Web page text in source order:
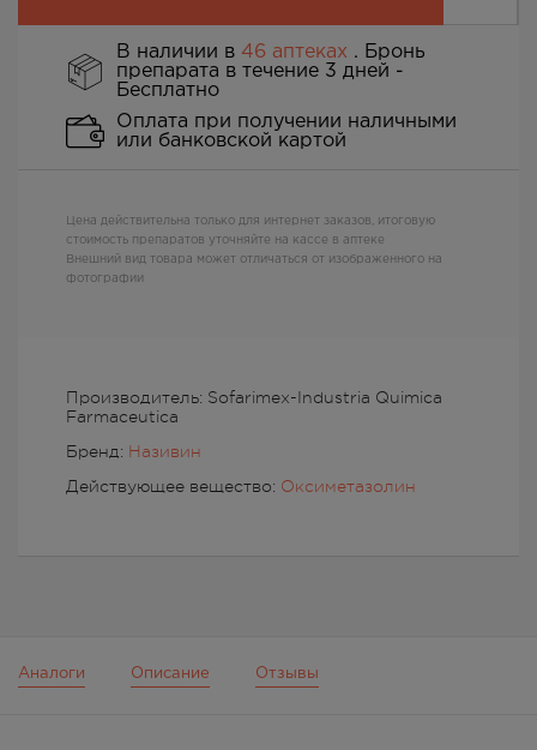
Производитель: Sofarimex-Industria Quimica
Farmaceutica
Бренд: Називин
Действующее вещество: Оксиметазолин
В наличии в 46 аптеках . Бронь
препарата в течение 3 дней -
Бесплатно
Оплата при получении наличными
или банковской картой
Цена действительна только для интернет заказов, итоговую
стоимость препаратов уточняйте на кассе в аптеке
Внешний вид товара может отличаться от изображенного на
фотографии
Аналоги Описание Отзывы